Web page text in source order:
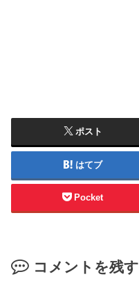
ポスト
はてブ
Pocket
コメントを残す